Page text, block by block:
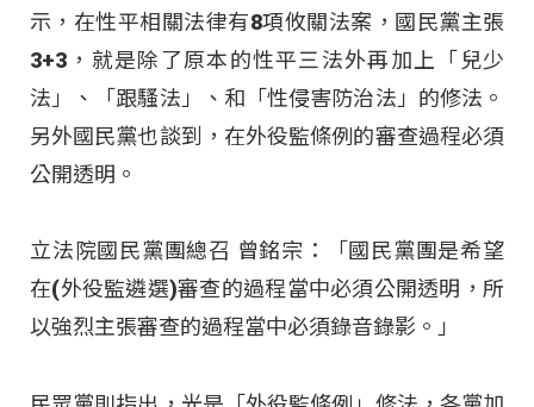
示，在性平相關法律有8項攸關法案，國民黨主張
3+3，就是除了原本的性平三法外再加上「兒少
法」、「跟騷法」、和「性侵害防治法」的修法。
另外國民黨也談到，在外役監條例的審查過程必須
公開透明。
立法院國民黨團總召 曾銘宗：「國民黨團是希望
在(外役監遴選)審查的過程當中必須公開透明，所
以強烈主張審查的過程當中必須錄音錄影。」